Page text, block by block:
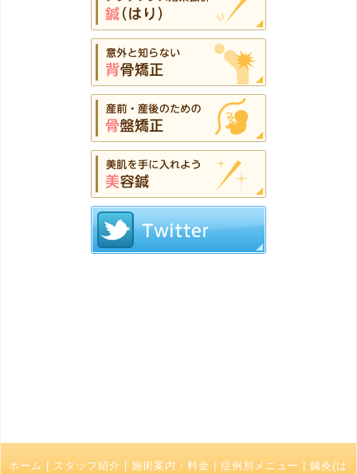
ホーム スタッフ紹介 施術案内・料金 症例別メニュー 鍼灸(は